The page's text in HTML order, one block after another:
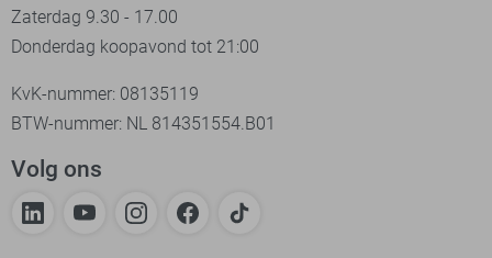
Zaterdag 9.30 - 17.00
Donderdag koopavond tot 21:00
KvK-nummer: 08135119
BTW-nummer: NL 814351554.B01
Volg ons